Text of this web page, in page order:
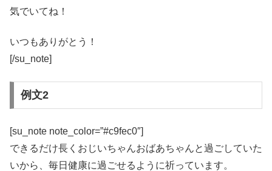
気でいてね！
いつもありがとう！
[/su_note]
例文2
[su_note note_color=”#c9fec0″]
できるだけ長くおじいちゃんおばあちゃんと過ごしていた
いから、毎日健康に過ごせるように祈っています。